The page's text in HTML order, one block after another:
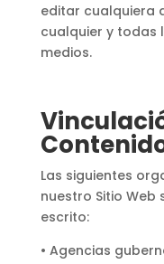
editar cualquiera
cualquier y todas
medios.
Las siguientes
nuestro Sitio
escrito:
• Agencias